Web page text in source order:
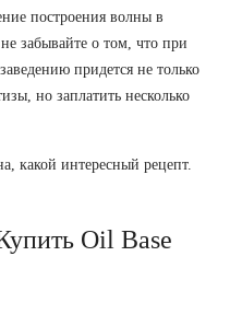
построения волны в
забывайте о том, что при
придется не только
но заплатить несколько
какой интересный рецепт.
Oil Base